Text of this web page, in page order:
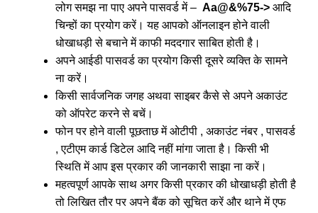
लोग समझ ना पाए अपने पासवर्ड में – Aa@&%75-> आदि
चिन्हों का प्रयोग करें। यह आपको ऑनलाइन होने वाली
धोखाधड़ी से बचाने में काफी मददगार साबित होती है।
अपने आईडी पासवर्ड का प्रयोग किसी दूसरे व्यक्ति के सामने
ना करें।
किसी सार्वजनिक जगह अथवा साइबर कैसे से अपने अकाउंट
को ऑपरेट करने से बचें।
फोन पर होने वाली पूछताछ में ओटीपी , अकाउंट नंबर , पासवर्ड
, एटीएम कार्ड डिटेल आदि नहीं मांगा जाता है। किसी भी
स्थिति में आप इस प्रकार की जानकारी साझा ना करें।
महत्वपूर्ण आपके साथ अगर किसी प्रकार की धोखाधड़ी होती है
तो लिखित तौर पर अपने बैंक को सूचित करें और थाने में एफ